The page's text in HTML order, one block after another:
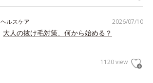
2026/07/10
ヘルスケア
大人の抜け毛対策、何から始める？
1120 view